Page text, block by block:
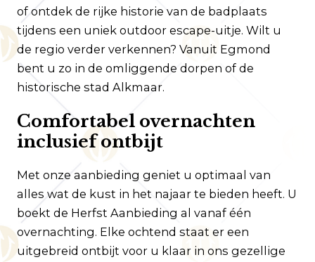
of ontdek de rijke historie van de badplaats
tijdens een uniek outdoor escape-uitje. Wilt u
de regio verder verkennen? Vanuit Egmond
bent u zo in de omliggende dorpen of de
historische stad Alkmaar.
Comfortabel overnachten
inclusief ontbijt
Met onze aanbieding geniet u optimaal van
alles wat de kust in het najaar te bieden heeft. U
boekt de Herfst Aanbieding al vanaf één
overnachting. Elke ochtend staat er een
uitgebreid ontbijt voor u klaar in ons gezellige